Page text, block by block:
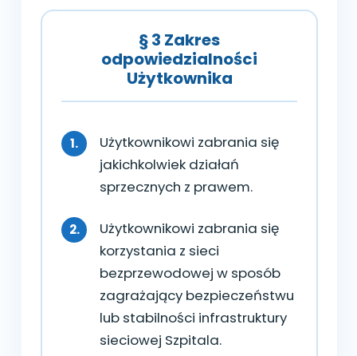
§ 3 Zakres
odpowiedzialności
Użytkownika
Użytkownikowi zabrania się
jakichkolwiek działań
sprzecznych z prawem.
Użytkownikowi zabrania się
korzystania z sieci
bezprzewodowej w sposób
zagrażający bezpieczeństwu
lub stabilności infrastruktury
sieciowej Szpitala.